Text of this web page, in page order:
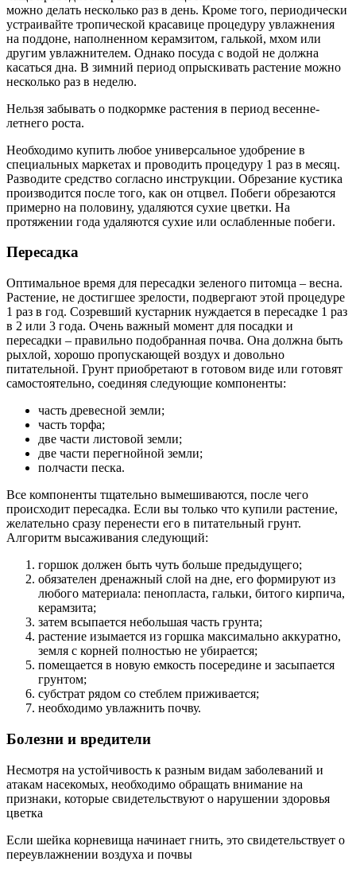
можно делать несколько раз в день. Кроме того, периодически
устраивайте тропической красавице процедуру увлажнения
на поддоне, наполненном керамзитом, галькой, мхом или
другим увлажнителем. Однако посуда с водой не должна
касаться дна. В зимний период опрыскивать растение можно
несколько раз в неделю.
Нельзя забывать о подкормке растения в период весенне-
летнего роста.
Необходимо купить любое универсальное удобрение в
специальных маркетах и проводить процедуру 1 раз в месяц.
Разводите средство согласно инструкции. Обрезание кустика
производится после того, как он отцвел. Побеги обрезаются
примерно на половину, удаляются сухие цветки. На
протяжении года удаляются сухие или ослабленные побеги.
Пересадка
Оптимальное время для пересадки зеленого питомца – весна.
Растение, не достигшее зрелости, подвергают этой процедуре
1 раз в год. Созревший кустарник нуждается в пересадке 1 раз
в 2 или 3 года. Очень важный момент для посадки и
пересадки – правильно подобранная почва. Она должна быть
рыхлой, хорошо пропускающей воздух и довольно
питательной. Грунт приобретают в готовом виде или готовят
самостоятельно, соединяя следующие компоненты:
часть древесной земли;
часть торфа;
две части листовой земли;
две части перегнойной земли;
полчасти песка.
Все компоненты тщательно вымешиваются, после чего
происходит пересадка. Если вы только что купили растение,
желательно сразу перенести его в питательный грунт.
Алгоритм высаживания следующий:
горшок должен быть чуть больше предыдущего;
обязателен дренажный слой на дне, его формируют из
любого материала: пенопласта, гальки, битого кирпича,
керамзита;
затем всыпается небольшая часть грунта;
растение изымается из горшка максимально аккуратно,
земля с корней полностью не убирается;
помещается в новую емкость посередине и засыпается
грунтом;
субстрат рядом со стеблем приживается;
необходимо увлажнить почву.
Болезни и вредители
Несмотря на устойчивость к разным видам заболеваний и
атакам насекомых, необходимо обращать внимание на
признаки, которые свидетельствуют о нарушении здоровья
цветка
Если шейка корневища начинает гнить, это свидетельствует о
переувлажнении воздуха и почвы